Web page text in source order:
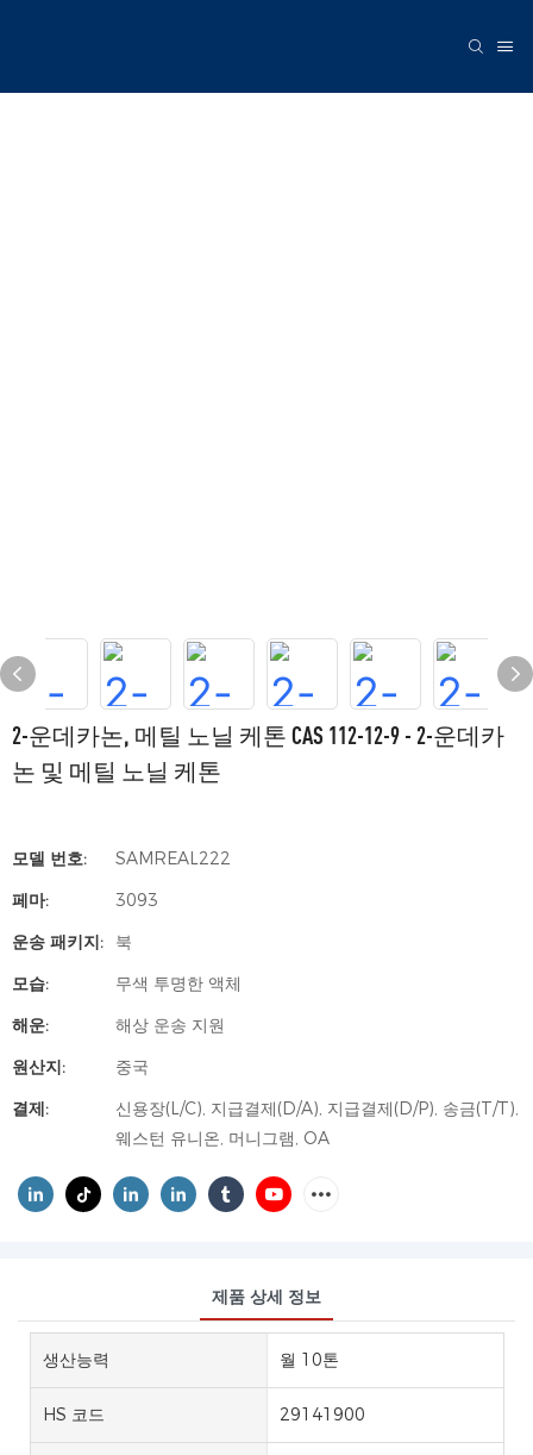
2-운데카논, 메틸 노닐 케톤 CAS 112-12-9 - 2-운데카
논 및 메틸 노닐 케톤
모델 번호:
SAMREAL222
페마:
3093
운송 패키지:
북
모습:
무색 투명한 액체
해운:
해상 운송 지원
원산지:
중국
결제:
신용장(L/C), 지급결제(D/A), 지급결제(D/P), 송금(T/T),
웨스턴 유니온, 머니그램, OA
제품 상세 정보
생산능력 월 10톤
HS 코드 29141900